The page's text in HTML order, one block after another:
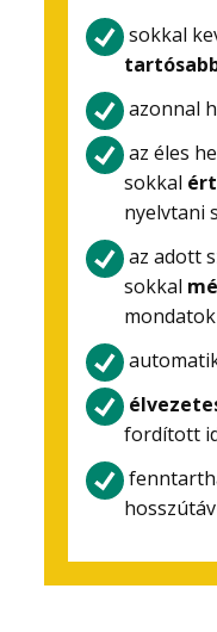
sokkal
azonnal
az éles
sokkal
nyelvtani
az adott
sokkal
fordított